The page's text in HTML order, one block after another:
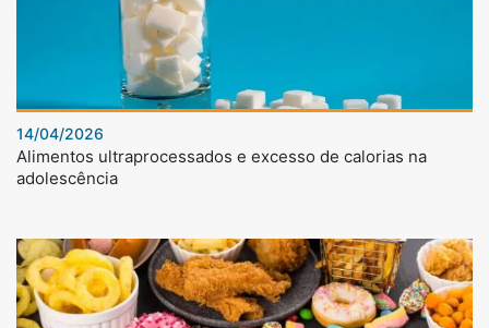
14/04/2026
Alimentos ultraprocessados e excesso de calorias na
adolescência